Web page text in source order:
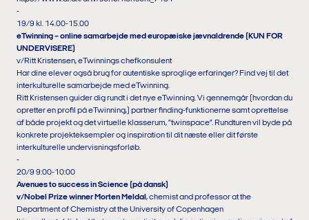
-
19/9 kl. 14.00-15.00
eTwinning – online samarbejde med europæiske jævnaldrende (KUN FOR
UNDERVISERE)
v/Ritt Kristensen, eTwinnings chefkonsulent
Har dine elever også brug for autentiske sproglige erfaringer? Find vej til det
interkulturelle samarbejde med eTwinning.
Ritt Kristensen guider dig rundt i det nye eTwinning. Vi gennemgår (hvordan du
opretter en profil på eTwinning,) partner finding-funktionerne samt oprettelse
af både projekt og det virtuelle klasserum, ”twinspace”. Rundturen vil byde på
konkrete projekteksempler og inspiration til dit næste eller dit første
interkulturelle undervisningsforløb.
-
20/9 9:00-10:00
Avenues to success in Science (på dansk)
v/Nobel Prize winner Morten Meldal , chemist and professor at the
Department of Chemistry at the University of Copenhagen